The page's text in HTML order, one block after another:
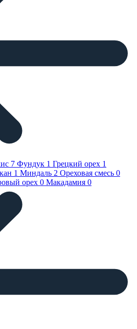
7 Фундук 1 Грецкий орех 1
1 Миндаль 2 Ореховая смесь 0
орех 0 Макадамия 0